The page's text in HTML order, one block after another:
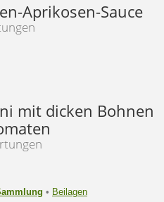
Aprikosen-Sauce
mit dicken Bohnen
• Beilagen